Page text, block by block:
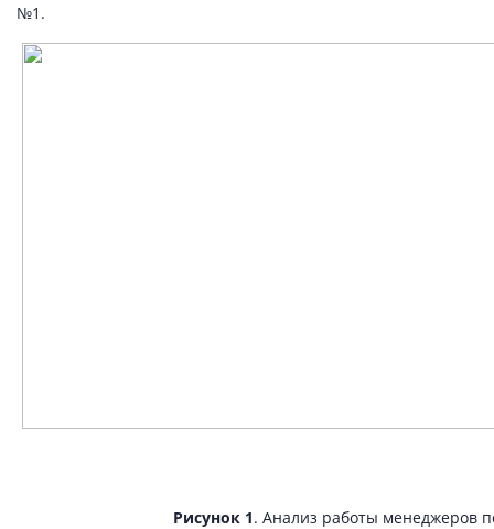
№1.
Рисунок 1. Анализ работы менеджеров